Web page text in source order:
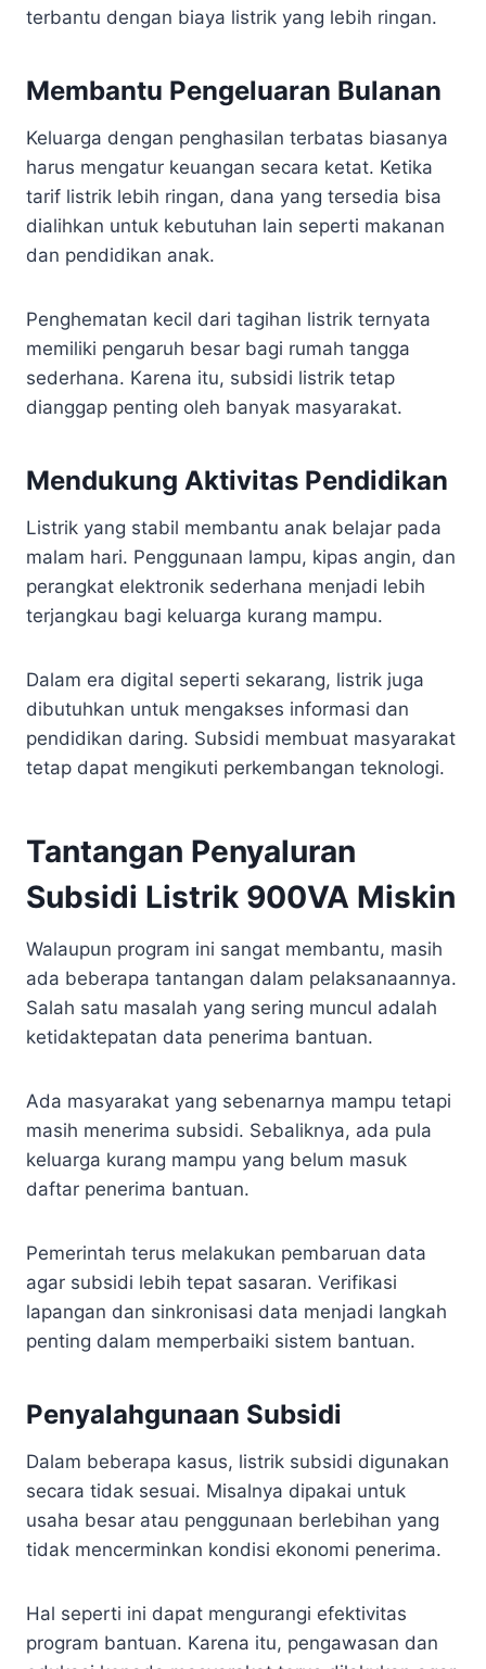
terbantu dengan biaya listrik yang lebih ringan.
Membantu Pengeluaran Bulanan
Keluarga dengan penghasilan terbatas biasanya
harus mengatur keuangan secara ketat. Ketika
tarif listrik lebih ringan, dana yang tersedia bisa
dialihkan untuk kebutuhan lain seperti makanan
dan pendidikan anak.
Penghematan kecil dari tagihan listrik ternyata
memiliki pengaruh besar bagi rumah tangga
sederhana. Karena itu, subsidi listrik tetap
dianggap penting oleh banyak masyarakat.
Mendukung Aktivitas Pendidikan
Listrik yang stabil membantu anak belajar pada
malam hari. Penggunaan lampu, kipas angin, dan
perangkat elektronik sederhana menjadi lebih
terjangkau bagi keluarga kurang mampu.
Dalam era digital seperti sekarang, listrik juga
dibutuhkan untuk mengakses informasi dan
pendidikan daring. Subsidi membuat masyarakat
tetap dapat mengikuti perkembangan teknologi.
Tantangan Penyaluran
Subsidi Listrik 900VA Miskin
Walaupun program ini sangat membantu, masih
ada beberapa tantangan dalam pelaksanaannya.
Salah satu masalah yang sering muncul adalah
ketidaktepatan data penerima bantuan.
Ada masyarakat yang sebenarnya mampu tetapi
masih menerima subsidi. Sebaliknya, ada pula
keluarga kurang mampu yang belum masuk
daftar penerima bantuan.
Pemerintah terus melakukan pembaruan data
agar subsidi lebih tepat sasaran. Verifikasi
lapangan dan sinkronisasi data menjadi langkah
penting dalam memperbaiki sistem bantuan.
Penyalahgunaan Subsidi
Dalam beberapa kasus, listrik subsidi digunakan
secara tidak sesuai. Misalnya dipakai untuk
usaha besar atau penggunaan berlebihan yang
tidak mencerminkan kondisi ekonomi penerima.
Hal seperti ini dapat mengurangi efektivitas
program bantuan. Karena itu, pengawasan dan